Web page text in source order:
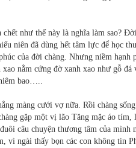
như thế này là nghĩa làm sao?
niên đã dùng hết tâm lực để học
của đời chàng. Nhưng niềm hạnh
nằm cứng đờ xanh xao như gỗ
bao…..
màng cưới vợ nữa. Rồi chàng
gặp một vị lão Tăng mặc áo tím,
câu chuyện thương tâm của mình
vì ngài thấy bọn các con không tin